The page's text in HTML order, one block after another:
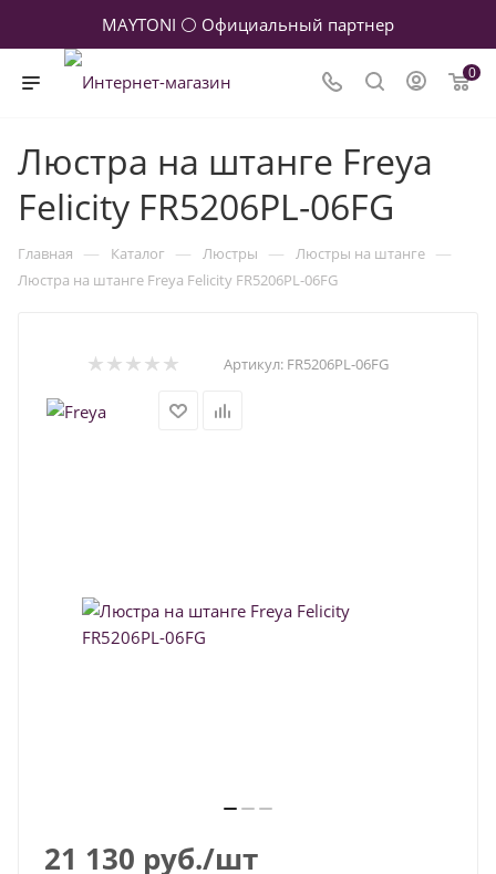
MAYTONI ⚪ Официальный партнер
0
Люстра на штанге Freya
Felicity FR5206PL-06FG
Главная — Каталог — Люстры — Люстры на штанге —
Люстра на штанге Freya Felicity FR5206PL-06FG
Артикул: FR5206PL-06FG
21 130 руб./шт